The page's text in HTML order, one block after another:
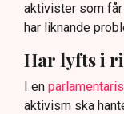
aktivister som
har liknande
Har lyfts i
I en
aktivism ska